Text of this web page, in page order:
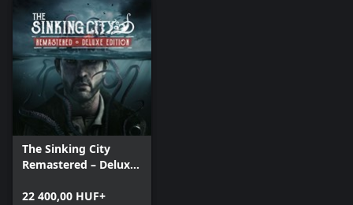
The Sinking City
Remastered – Deluxe
22 400,00 HUF+